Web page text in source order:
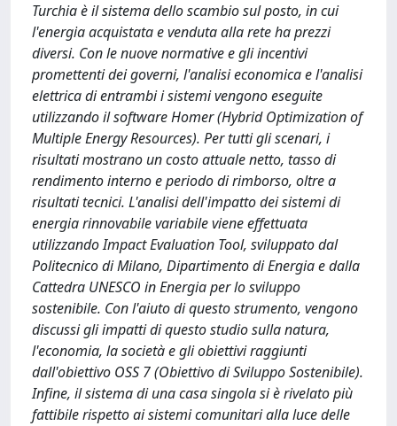
Turchia è il sistema dello scambio sul posto, in cui
l'energia acquistata e venduta alla rete ha prezzi
diversi. Con le nuove normative e gli incentivi
promettenti dei governi, l'analisi economica e l'analisi
elettrica di entrambi i sistemi vengono eseguite
utilizzando il software Homer (Hybrid Optimization of
Multiple Energy Resources). Per tutti gli scenari, i
risultati mostrano un costo attuale netto, tasso di
rendimento interno e periodo di rimborso, oltre a
risultati tecnici. L'analisi dell'impatto dei sistemi di
energia rinnovabile variabile viene effettuata
utilizzando Impact Evaluation Tool, sviluppato dal
Politecnico di Milano, Dipartimento di Energia e dalla
Cattedra UNESCO in Energia per lo sviluppo
sostenibile. Con l'aiuto di questo strumento, vengono
discussi gli impatti di questo studio sulla natura,
l'economia, la società e gli obiettivi raggiunti
dall'obiettivo OSS 7 (Obiettivo di Sviluppo Sostenibile).
Infine, il sistema di una casa singola si è rivelato più
fattibile rispetto ai sistemi comunitari alla luce delle